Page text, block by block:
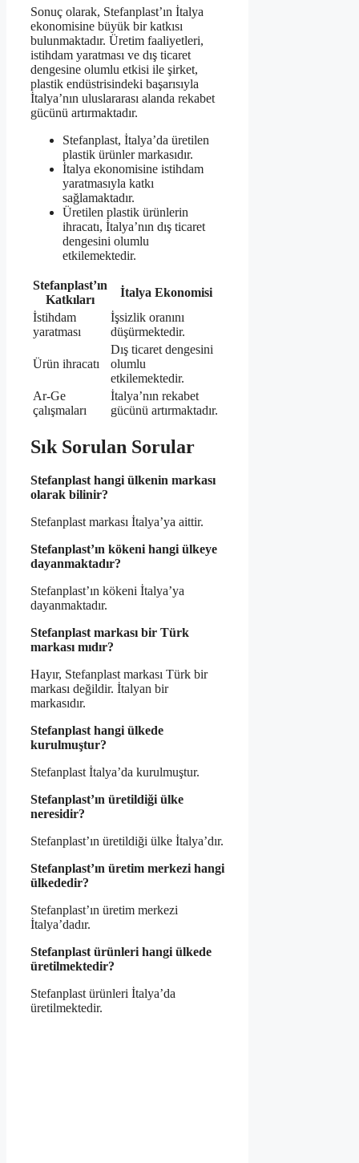
Sonuç olarak, Stefanplast’ın İtalya
ekonomisine büyük bir katkısı
bulunmaktadır. Üretim faaliyetleri,
istihdam yaratması ve dış ticaret
dengesine olumlu etkisi ile şirket,
plastik endüstrisindeki başarısıyla
İtalya’nın uluslararası alanda rekabet
gücünü artırmaktadır.
Stefanplast, İtalya’da üretilen
plastik ürünler markasıdır.
İtalya ekonomisine istihdam
yaratmasıyla katkı
sağlamaktadır.
Üretilen plastik ürünlerin
ihracatı, İtalya’nın dış ticaret
dengesini olumlu
etkilemektedir.
Stefanplast’ın
Katkıları
İtalya Ekonomisi
İstihdam
yaratması
İşsizlik oranını
düşürmektedir.
Ürün ihracatı
Dış ticaret dengesini
olumlu
etkilemektedir.
Ar-Ge
çalışmaları
İtalya’nın rekabet
gücünü artırmaktadır.
Sık Sorulan Sorular
Stefanplast hangi ülkenin markası
olarak bilinir?
Stefanplast markası İtalya’ya aittir.
Stefanplast’ın kökeni hangi ülkeye
dayanmaktadır?
Stefanplast’ın kökeni İtalya’ya
dayanmaktadır.
Stefanplast markası bir Türk
markası mıdır?
Hayır, Stefanplast markası Türk bir
markası değildir. İtalyan bir
markasıdır.
Stefanplast hangi ülkede
kurulmuştur?
Stefanplast İtalya’da kurulmuştur.
Stefanplast’ın üretildiği ülke
neresidir?
Stefanplast’ın üretildiği ülke İtalya’dır.
Stefanplast’ın üretim merkezi hangi
ülkededir?
Stefanplast’ın üretim merkezi
İtalya’dadır.
Stefanplast ürünleri hangi ülkede
üretilmektedir?
Stefanplast ürünleri İtalya’da
üretilmektedir.